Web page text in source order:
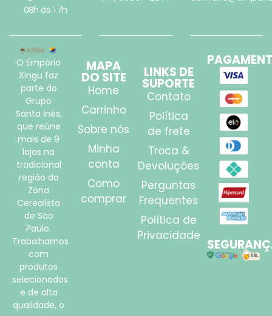
08h às 17h
O Empório
Xingu faz
parte do
Grupo
Santa Inês,
que reúne
mais de 9
lojas na
tradicional
região da
Zona
Cerealista
de São
Paulo.
Trabalhamos
com
produtos
selecionados
e de alta
qualidade, o
MAPA
DO SITE
Home
Carrinho
Sobre nós
Minha
conta
Como
comprar
LINKS DE
SUPORTE
Contato
Política
de frete
Troca &
Devoluções
Perguntas
Frequentes
Política de
Privacidade